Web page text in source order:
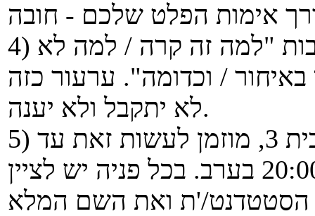
4) אין לשלוח לנו תיאור של נסיבות "למה זה קרה / למה לא
/ וכדומה". ערעור כזה
לא יתקבל ולא יענה.
5) מי שמעוניין לערער על ציון תרגיל בית 3, מוזמן לעשות זאת עד
לתאריך 12/07/2026 עד בשעה 20:00 בערב. בכל פניה יש לציין